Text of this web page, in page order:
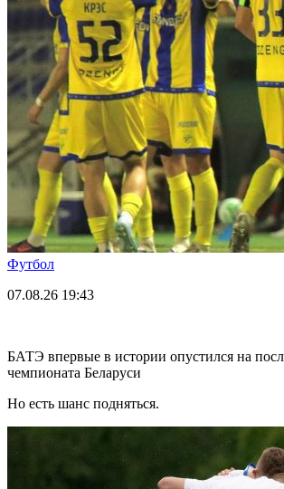
Футбол
07.08.26 19:43
БАТЭ впервые в истории опустился на
чемпионата Беларуси
Но есть шанс подняться.